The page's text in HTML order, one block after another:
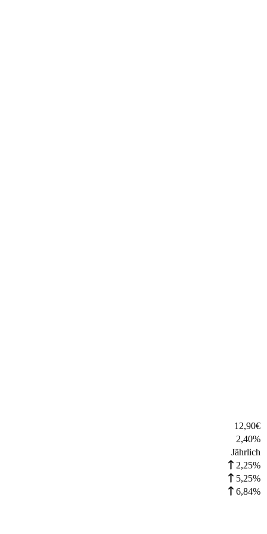
12,90€
2,40%
Jährlich
2,25%
5,25%
6,84%